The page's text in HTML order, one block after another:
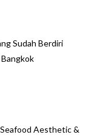
Sudah Berdiri
Bangkok
Aesthetic &